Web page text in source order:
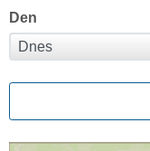
Den